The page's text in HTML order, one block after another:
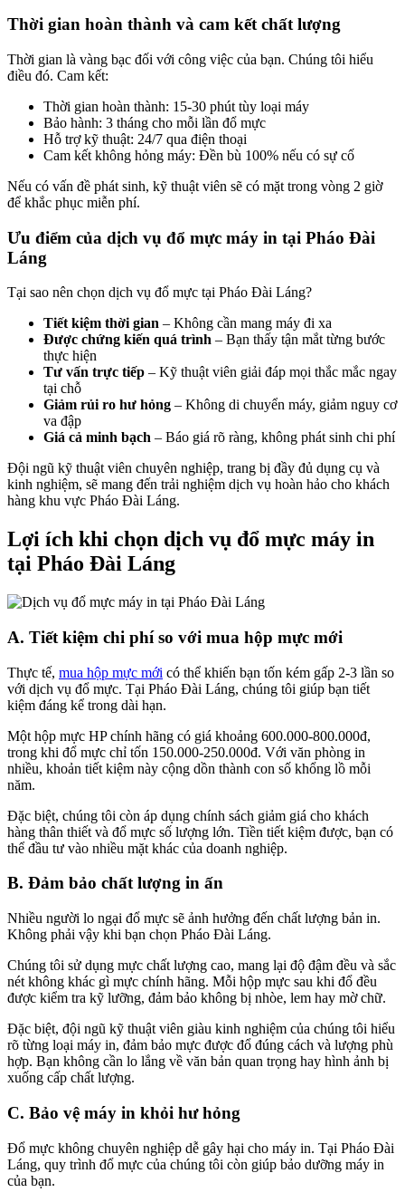
Thời gian hoàn thành và cam kết chất lượng
Thời gian là vàng bạc đối với công việc của bạn. Chúng tôi hiểu
điều đó. Cam kết:
Thời gian hoàn thành: 15-30 phút tùy loại máy
Bảo hành: 3 tháng cho mỗi lần đổ mực
Hỗ trợ kỹ thuật: 24/7 qua điện thoại
Cam kết không hỏng máy: Đền bù 100% nếu có sự cố
Nếu có vấn đề phát sinh, kỹ thuật viên sẽ có mặt trong vòng 2 giờ
để khắc phục miễn phí.
Ưu điểm của dịch vụ đổ mực máy in tại Pháo Đài
Láng
Tại sao nên chọn dịch vụ đổ mực tại Pháo Đài Láng?
Tiết kiệm thời gian – Không cần mang máy đi xa
Được chứng kiến quá trình – Bạn thấy tận mắt từng bước
thực hiện
Tư vấn trực tiếp – Kỹ thuật viên giải đáp mọi thắc mắc ngay
tại chỗ
Giảm rủi ro hư hỏng – Không di chuyển máy, giảm nguy cơ
va đập
Giá cả minh bạch – Báo giá rõ ràng, không phát sinh chi phí
Đội ngũ kỹ thuật viên chuyên nghiệp, trang bị đầy đủ dụng cụ và
kinh nghiệm, sẽ mang đến trải nghiệm dịch vụ hoàn hảo cho khách
hàng khu vực Pháo Đài Láng.
Lợi ích khi chọn dịch vụ đổ mực máy in
tại Pháo Đài Láng
A. Tiết kiệm chi phí so với mua hộp mực mới
Thực tế, mua hộp mực mới có thể khiến bạn tốn kém gấp 2-3 lần so
với dịch vụ đổ mực. Tại Pháo Đài Láng, chúng tôi giúp bạn tiết
kiệm đáng kể trong dài hạn.
Một hộp mực HP chính hãng có giá khoảng 600.000-800.000đ,
trong khi đổ mực chỉ tốn 150.000-250.000đ. Với văn phòng in
nhiều, khoản tiết kiệm này cộng dồn thành con số khổng lồ mỗi
năm.
Đặc biệt, chúng tôi còn áp dụng chính sách giảm giá cho khách
hàng thân thiết và đổ mực số lượng lớn. Tiền tiết kiệm được, bạn có
thể đầu tư vào nhiều mặt khác của doanh nghiệp.
B. Đảm bảo chất lượng in ấn
Nhiều người lo ngại đổ mực sẽ ảnh hưởng đến chất lượng bản in.
Không phải vậy khi bạn chọn Pháo Đài Láng.
Chúng tôi sử dụng mực chất lượng cao, mang lại độ đậm đều và sắc
nét không khác gì mực chính hãng. Mỗi hộp mực sau khi đổ đều
được kiểm tra kỹ lưỡng, đảm bảo không bị nhòe, lem hay mờ chữ.
Đặc biệt, đội ngũ kỹ thuật viên giàu kinh nghiệm của chúng tôi hiểu
rõ từng loại máy in, đảm bảo mực được đổ đúng cách và lượng phù
hợp. Bạn không cần lo lắng về văn bản quan trọng hay hình ảnh bị
xuống cấp chất lượng.
C. Bảo vệ máy in khỏi hư hỏng
Đổ mực không chuyên nghiệp dễ gây hại cho máy in. Tại Pháo Đài
Láng, quy trình đổ mực của chúng tôi còn giúp bảo dưỡng máy in
của bạn.